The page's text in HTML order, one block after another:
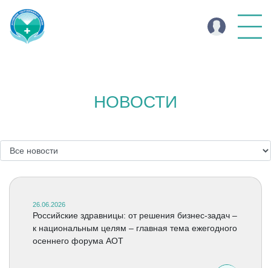
НОВОСТИ
26.06.2026
Российские здравницы: от решения бизнес-задач –
к национальным целям – главная тема ежегодного
осеннего форума АОТ